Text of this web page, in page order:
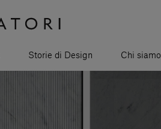
Storie di Design Chi siamo